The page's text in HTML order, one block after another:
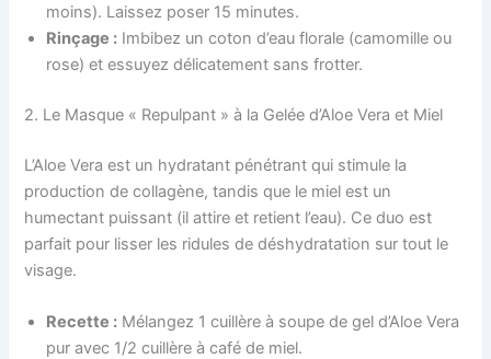
moins). Laissez poser 15 minutes.
Rinçage : Imbibez un coton d’eau florale (camomille ou
rose) et essuyez délicatement sans frotter.
2. Le Masque « Repulpant » à la Gelée d’Aloe Vera et Miel
L’Aloe Vera est un hydratant pénétrant qui stimule la
production de collagène, tandis que le miel est un
humectant puissant (il attire et retient l’eau). Ce duo est
parfait pour lisser les ridules de déshydratation sur tout le
visage.
Recette : Mélangez 1 cuillère à soupe de gel d’Aloe Vera
pur avec 1/2 cuillère à café de miel.